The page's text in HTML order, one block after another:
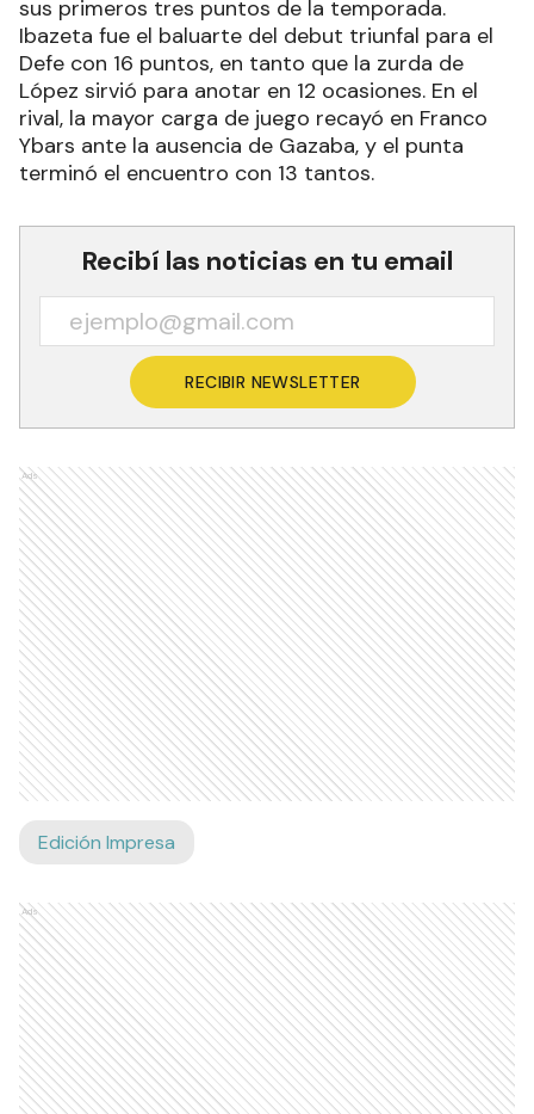
sus primeros tres puntos de la temporada.
Ibazeta fue el baluarte del debut triunfal para el
Defe con 16 puntos, en tanto que la zurda de
López sirvió para anotar en 12 ocasiones. En el
rival, la mayor carga de juego recayó en Franco
Ybars ante la ausencia de Gazaba, y el punta
terminó el encuentro con 13 tantos.
Recibí las noticias en tu email
RECIBIR NEWSLETTER
Ads
Edición Impresa
Ads